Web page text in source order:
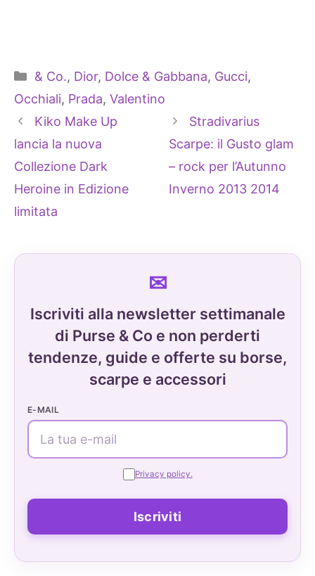
Categorie
& Co., Dior, Dolce & Gabbana, Gucci,
Occhiali, Prada, Valentino
Kiko Make Up
lancia la nuova
Collezione Dark
Heroine in Edizione
limitata
Stradivarius
Scarpe: il Gusto glam
– rock per l’Autunno
Inverno 2013 2014
Iscriviti alla newsletter settimanale
di Purse & Co e non perderti
tendenze, guide e offerte su borse,
scarpe e accessori
E-MAIL
Privacy policy.